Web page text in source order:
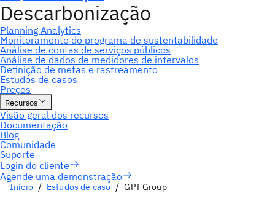
Agende uma demonstração
Início Estudos de caso GPT Group